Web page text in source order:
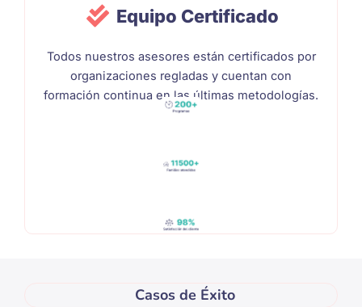
Equipo Certificado
Todos nuestros asesores están certificados por
organizaciones regladas y cuentan con
formación continua en las últimas metodologías.
Casos de Éxito